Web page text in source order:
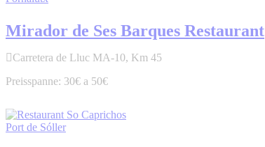
Mirador de Ses Barques Restaurant
Carretera de Lluc MA-10, Km 45
30€ a 50€
Port de Sóller